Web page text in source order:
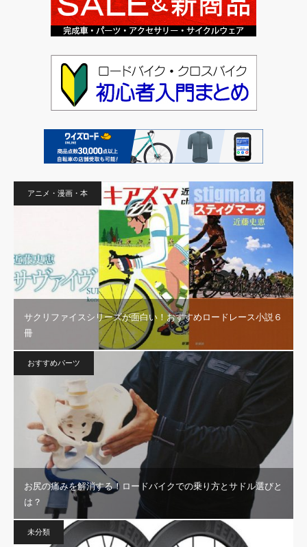
アニメ・漫画・本
サクリファイスシリーズが面白い！おすすめロードレース小説６
冊
おすすめパーツ
お尻の痛みを解消する！ロードバイクでの乗り方とサドル選びと
は？
未分類